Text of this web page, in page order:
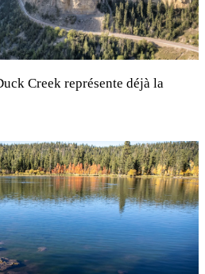
Creek représente déjà la